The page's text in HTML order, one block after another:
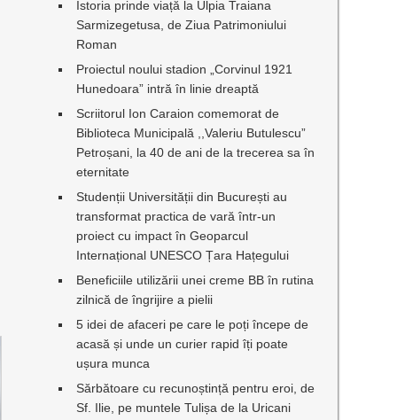
Istoria prinde viață la Ulpia Traiana
Sarmizegetusa, de Ziua Patrimoniului
Roman
Proiectul noului stadion „Corvinul 1921
Hunedoara” intră în linie dreaptă
Scriitorul Ion Caraion comemorat de
Biblioteca Municipală ,,Valeriu Butulescu”
Petroșani, la 40 de ani de la trecerea sa în
eternitate
Studenții Universității din București au
transformat practica de vară într-un
proiect cu impact în Geoparcul
Internațional UNESCO Țara Hațegului
Beneficiile utilizării unei creme BB în rutina
zilnică de îngrijire a pielii
5 idei de afaceri pe care le poți începe de
acasă și unde un curier rapid îți poate
ușura munca
Sărbătoare cu recunoștință pentru eroi, de
Sf. Ilie, pe muntele Tulișa de la Uricani